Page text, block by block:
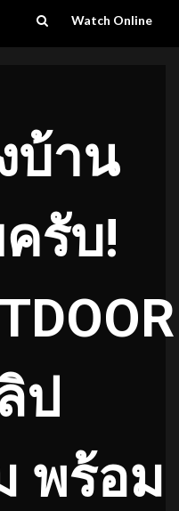
Watch Online
บ้าน
รับ!
ป
พร้อม